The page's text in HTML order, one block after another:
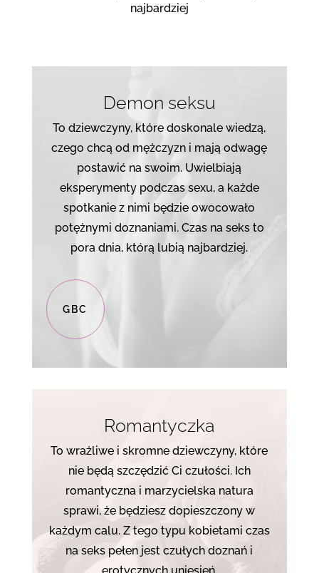
najbardziej
Demon seksu
To dziewczyny, które doskonale wiedzą,
czego chcą od mężczyzn i mają odwagę
postawić na swoim. Uwielbiają
eksperymenty podczas sexu, a każde
spotkanie z nimi będzie owocowało
potężnymi doznaniami. Czas na seks to
pora dnia, którą lubią najbardziej.
GBC
Romantyczka
To wrażliwe i skromne dziewczyny, które
nie będą szczędzić Ci czułości. Ich
romantyczna i marzycielska natura
sprawi, że będziesz dopieszczony w
każdym calu. Z tego typu kobietami czas
na seks pełen jest czułych doznań i